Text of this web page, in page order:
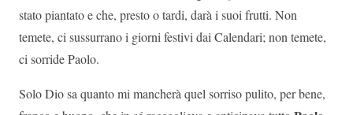
stato piantato e che, presto o tardi, darà i suoi frutti. Non
temete, ci sussurrano i giorni festivi dai Calendari; non temete,
ci sorride Paolo.
Solo Dio sa quanto mi mancherà quel sorriso pulito, per bene,